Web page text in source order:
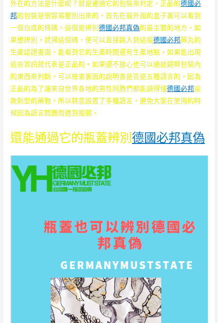
外在的方法是什麼呢？就是通過它的包裝來判定，正品的德國必
邦的包裝是很容易鑒別出來的，首先在最外面的盒子裏可以看到
一個白底的條碼，這個是辨別德國必邦真偽的最主要的地方。如
果想辨別，就掃這個碼，便可以直接跳入到這瓶德國必邦藥丸的
生產認證畫面，能看到它的生產時間還有生產地點。如果能出現
這些資訊就代表是正品的。如果還不放心也可以通過觀察包裝內
的東西來判斷，可以檢查裏面的說明書是否是五種語言的，因為
正品的為了讓來自世界各地的男性同胞們都能讀得懂德國必邦這
款新型的藥物，所以特意設置了多種語言，避免大家在使用的時
候因為語言問題而遇到瓶頸。
還能通過它的瓶蓋辨別 德國必邦真偽